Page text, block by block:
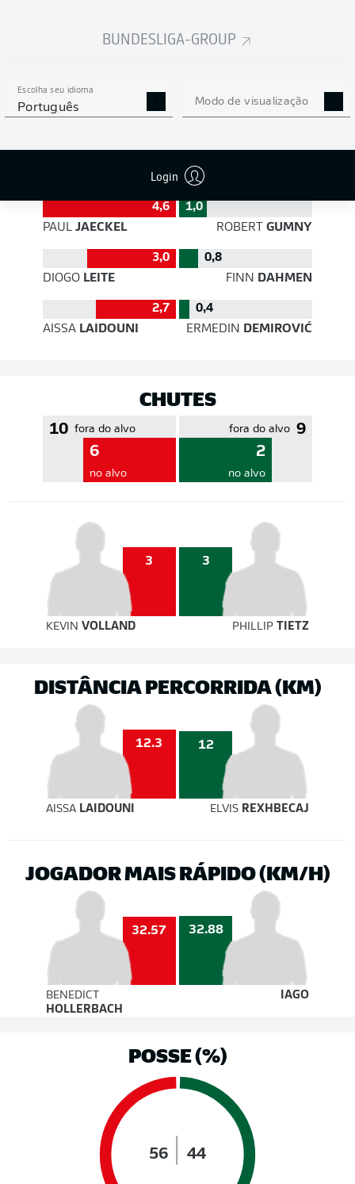
BUNDESLIGA-GROUP
Escolha seu idioma
Português Modo de visualização
Login
546 327
85 % Precisão 76 %
EFICIÊNCIA DE PASSES
4,6
1,0
PAUL JAECKEL ROBERT GUMNY
3,0
0,8
DIOGO LEITE FINN DAHMEN
2,7
0,4
AISSA LAIDOUNI ERMEDIN DEMIROVIĆ
CHUTES
10 fora do alvo
6
no alvo
9
fora do alvo
2
no alvo
3 3
KEVIN VOLLAND PHILLIP TIETZ
DISTÂNCIA PERCORRIDA (KM)
12.3 12
AISSA LAIDOUNI ELVIS REXHBECAJ
JOGADOR MAIS RÁPIDO (KM/H)
32.57 32.88
BENEDICT
HOLLERBACH
IAGO
POSSE (%)
56 44